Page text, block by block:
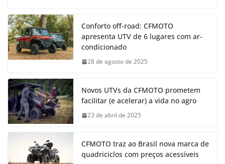
Conforto off-road: CFMOTO
apresenta UTV de 6 lugares com ar-
condicionado
28 de agosto de 2025
Novos UTVs da CFMOTO prometem
facilitar (e acelerar) a vida no agro
23 de abril de 2025
CFMOTO traz ao Brasil nova marca de
quadriciclos com preços acessíveis